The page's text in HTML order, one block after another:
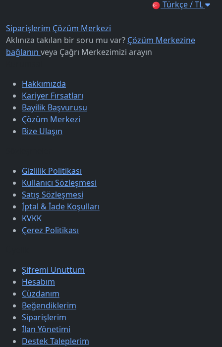
Türkçe / TL
Siparişlerim Çözüm Merkezi
Aklınıza takılan bir soru mu var? Çözüm Merkezine
bağlanın veya Çağrı Merkezimizi arayın
Hakkımızda
Kariyer Fırsatları
Bayilik Başvurusu
Çözüm Merkezi
Bize Ulaşın
Gizlilik Politikası
Kullanıcı Sözleşmesi
Satış Sözleşmesi
İptal & İade Koşulları
KVKK
Çerez Politikası
Şifremi Unuttum
Hesabım
Cüzdanım
Beğendiklerim
Siparişlerim
İlan Yönetimi
Destek Taleplerim